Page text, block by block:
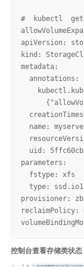
#  kubectl  get
apiVersion:
kind:
metadata:
  annotations:
name:
uid:
parameters:
  fstype: xfs
  type: ssd.io1
provisioner:
reclaimPolicy:
控制台查看存储类状态